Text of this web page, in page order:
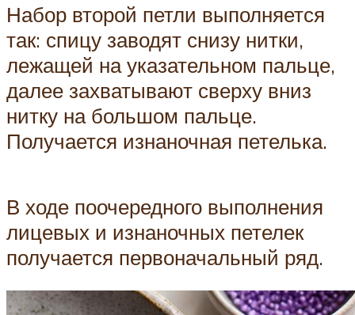
Набор второй петли выполняется
так: спицу заводят снизу нитки,
лежащей на указательном пальце,
далее захватывают сверху вниз
нитку на большом пальце.
Получается изнаночная петелька.
В ходе поочередного выполнения
лицевых и изнаночных петелек
получается первоначальный ряд.